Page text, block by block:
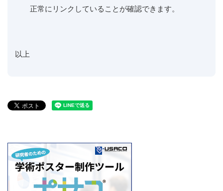
正常にリンクしていることが確認できます。
以上